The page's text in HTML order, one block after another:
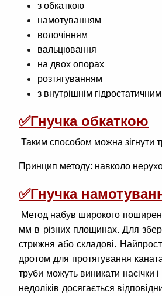
з обкаткою
намотуванням
волочінням
вальцювання
на двох опорах
розтягуванням
з внутрішнім
✅Гнучка обкаткою
Таким способом можна зігнути
Принцип методу: навколо
✅Гнучка
Метод набув широкого
мм в різних площинах. Для
стрижня або складові.
дротом для протягування
труби можуть виникати насічки
недоліків досягається